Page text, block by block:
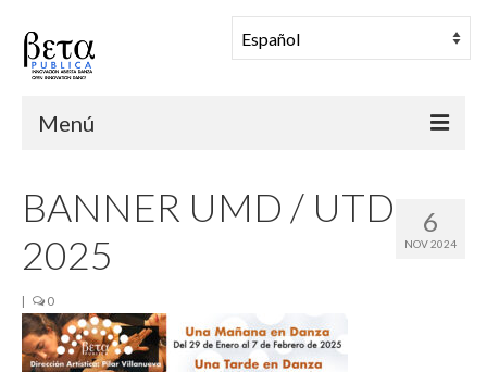
Menú
Muestra Coreográfica
Una Mañana en Danza
Comunidad
Archivo
6
NOV 2024
BANNER UMD / UTD
2025
| 0